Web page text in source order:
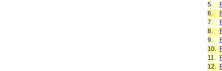
5.
6.
7.
8.
9.
10.
11.
12.